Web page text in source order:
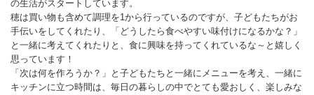
の生活がスタートしています。
穂は買い物も含めて調理を1から行っているのですが、子どもたちがお
手伝いをしてくれたり、「どうしたら食べやすい味付けになるかな？」
と一緒に考えてくれたりと、食に興味を持ってくれているな～と嬉しく
思っています！
「次は何を作ろうか？」と子どもたちと一緒にメニューを考え、一緒に
キッチンに立つ時間は、毎日の暮らしの中でとても愛おしく、楽しみな